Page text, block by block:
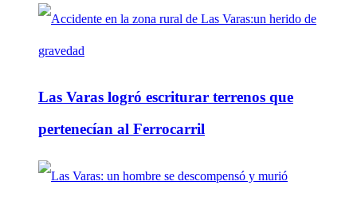
Las Varas logró escriturar terrenos que
pertenecían al Ferrocarril